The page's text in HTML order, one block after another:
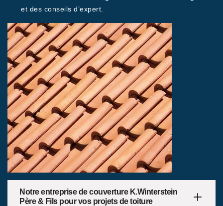
et des conseils d’expert.
Notre entreprise de couverture K.Winterstein
Père & Fils pour vos projets de toiture